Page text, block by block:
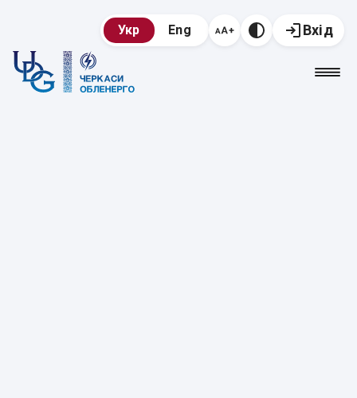
Укр Eng Вхід